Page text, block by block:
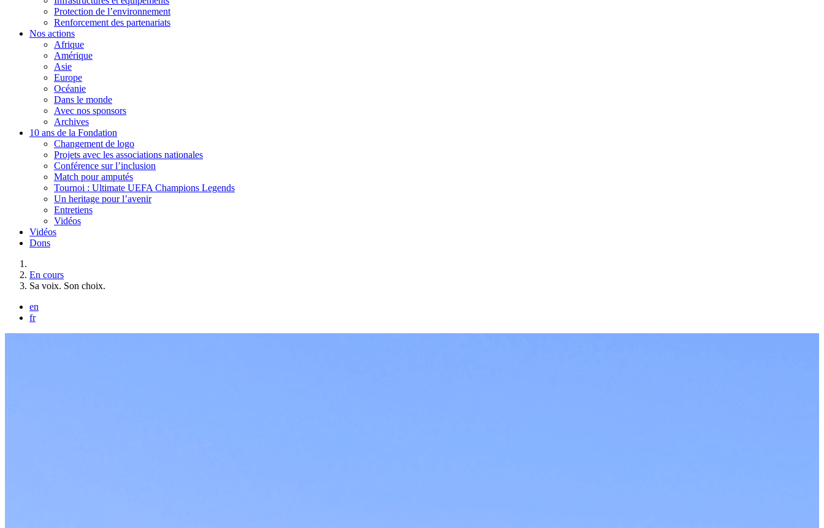
Protection de l’environnement
Renforcement des partenariats
Nos actions
Afrique
Amérique
Asie
Europe
Océanie
Dans le monde
Avec nos sponsors
Archives
10 ans de la Fondation
Changement de logo
Projets avec les associations nationales
Conférence sur l’inclusion
Match pour amputés
Tournoi : Ultimate UEFA Champions Legends
Un heritage pour l’avenir
Entretiens
Vidéos
Vidéos
Dons
Vous êtes ici :
En cours
Sa voix. Son choix.
en
fr